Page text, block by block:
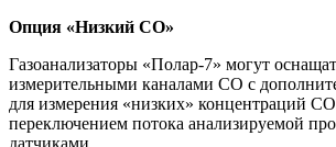
Опция «Низкий СО»
Газоанализаторы «Полар-7» могут
измерительными каналами СО с
для измерения «низких» концентраций
переключением потока анализируемой
датчиками.